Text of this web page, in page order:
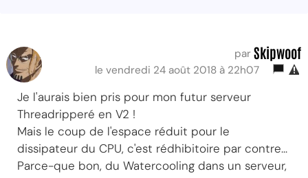
par Skipwoof
le vendredi 24 août 2018 à 22h07
Je l'aurais bien pris pour mon futur serveur
Threadripperé en V2 !
Mais le coup de l'espace réduit pour le
dissipateur du CPU, c'est rédhibitoire par contre...
Parce-que bon, du Watercooling dans un serveur,